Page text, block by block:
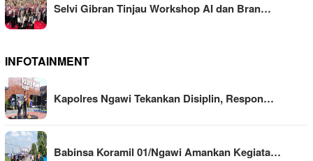
Selvi Gibran Tinjau Workshop AI dan Bran…
INFOTAINMENT
Kapolres Ngawi Tekankan Disiplin, Respon…
Babinsa Koramil 01/Ngawi Amankan Kegiata…